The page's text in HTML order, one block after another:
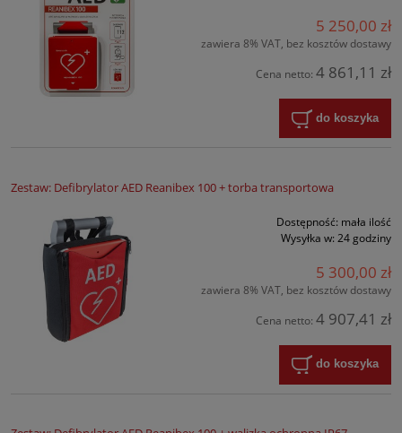
5 250,00 zł
zawiera 8% VAT, bez kosztów dostawy
Cena netto: 4 861,11 zł
do koszyka
Zestaw: Defibrylator AED Reanibex 100 + torba transportowa
Dostępność: mała ilość
Wysyłka w: 24 godziny
5 300,00 zł
zawiera 8% VAT, bez kosztów dostawy
Cena netto: 4 907,41 zł
do koszyka